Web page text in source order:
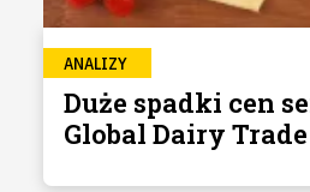
ANALIZY
Duże spadki cen
Global Dairy Trade